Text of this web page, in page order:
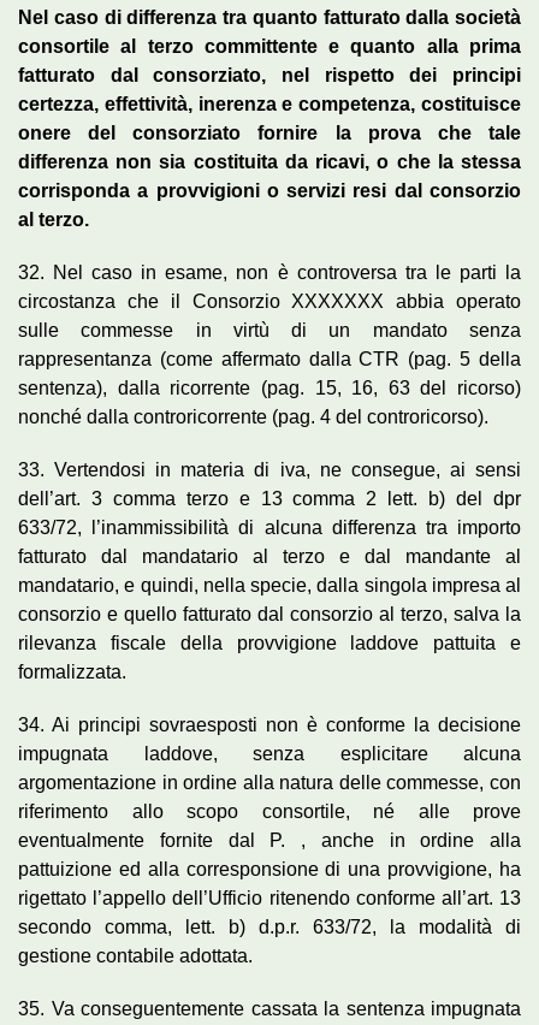
Nel caso di differenza tra quanto fatturato dalla società
consortile al terzo committente e quanto alla prima
fatturato dal consorziato, nel rispetto dei principi
certezza, effettività, inerenza e competenza, costituisce
onere del consorziato fornire la prova che tale
differenza non sia costituita da ricavi, o che la stessa
corrisponda a provvigioni o servizi resi dal consorzio
al terzo.
32. Nel caso in esame, non è controversa tra le parti la
circostanza che il Consorzio XXXXXXX abbia operato
sulle commesse in virtù di un mandato senza
rappresentanza (come affermato dalla CTR (pag. 5 della
sentenza), dalla ricorrente (pag. 15, 16, 63 del ricorso)
nonché dalla controricorrente (pag. 4 del controricorso).
33. Vertendosi in materia di iva, ne consegue, ai sensi
dell’art. 3 comma terzo e 13 comma 2 lett. b) del dpr
633/72, l’inammissibilità di alcuna differenza tra importo
fatturato dal mandatario al terzo e dal mandante al
mandatario, e quindi, nella specie, dalla singola impresa al
consorzio e quello fatturato dal consorzio al terzo, salva la
rilevanza fiscale della provvigione laddove pattuita e
formalizzata.
34. Ai principi sovraesposti non è conforme la decisione
impugnata laddove, senza esplicitare alcuna
argomentazione in ordine alla natura delle commesse, con
riferimento allo scopo consortile, né alle prove
eventualmente fornite dal P. , anche in ordine alla
pattuizione ed alla corresponsione di una provvigione, ha
rigettato l’appello dell’Ufficio ritenendo conforme all’art. 13
secondo comma, lett. b) d.p.r. 633/72, la modalità di
gestione contabile adottata.
35. Va conseguentemente cassata la sentenza impugnata